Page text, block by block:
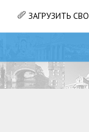
ЗАГРУЗИТЬ